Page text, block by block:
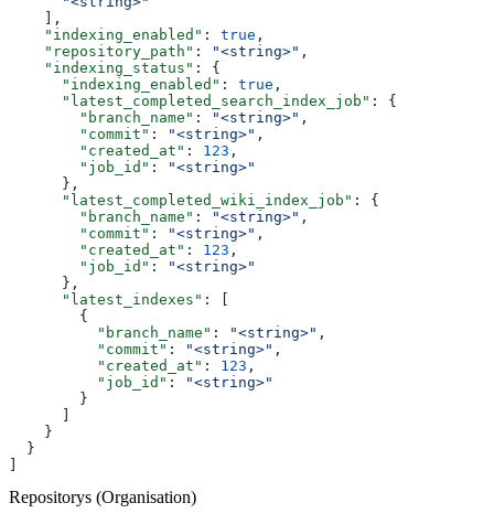
    ],
    "indexing_enabled"
: true ,
    "repository_path"
: "<string>" ,
    "indexing_status"
: {
      "indexing_enabled"
: true ,
      "latest_completed_search_index_job"
: {
        "branch_name"
: "<string>" ,
        "commit"
: "<string>" ,
        "created_at"
: 123 ,
        "job_id"
:
"<string>"
      },
      "latest_completed_wiki_index_job"
: {
        "branch_name"
: "<string>" ,
        "commit"
: "<string>" ,
        "created_at"
: 123 ,
        "job_id"
:
"<string>"
      },
      "latest_indexes"
: [
        {
          "branch_name"
: "<string>" ,
          "commit"
: "<string>" ,
          "created_at"
: 123 ,
          "job_id"
:
"<string>"
        }
    }
  }
Repositorys (Organisation)